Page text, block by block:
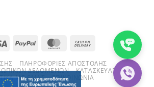
Visa PayPal MasterCard
Delivery
ΠΛΗΡΟΦΟΡΊΕΣ ΑΠΟΣΤΟΛΉΣ
ΔΕΔΟΜΈΝΩΝ
ΚΑΤΑΣΚΕΥΑΣΤΈΣ
ΜΕ ΕΜΆΣ
ΕΠΙΚΟΙΝΩΝΊΑ